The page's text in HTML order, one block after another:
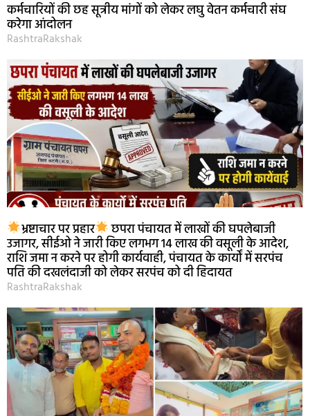
कर्मचारियों की छह सूत्रीय मांगों को लेकर लघु वेतन कर्मचारी संघ
करेगा आंदोलन
RashtraRakshak
भ्रष्टाचार पर प्रहार छपरा पंचायत में लाखों की घपलेबाजी
उजागर, सीईओ ने जारी किए लगभग 14 लाख की वसूली के आदेश,
राशि जमा न करने पर होगी कार्यवाही, पंचायत के कार्यों में सरपंच
पति की दखलंदाजी को लेकर सरपंच को दी हिदायत
RashtraRakshak